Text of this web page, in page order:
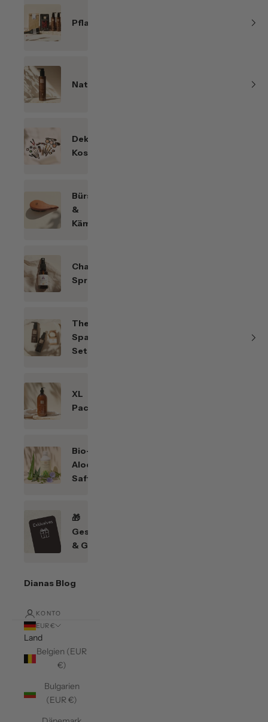
Pflanzenhaarfarben
Naturkosmetik
Dekorative
Kosmetik
Bürsten
&
Kämme
Chakren-
Sprays
Themen-
Spar-
Sets
XL
Packungen
Bio-
Aloe
Saft
🎁
Geschenkefinder
& Gutscheine
Dianas Blog
KONTO
EUR €
Land
Belgien (EUR
€)
Bulgarien
(EUR €)